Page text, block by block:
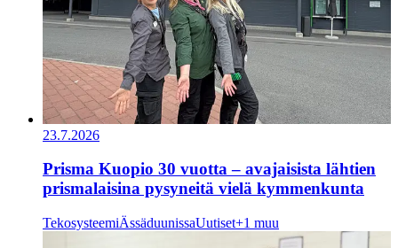
23.7.2026
Prisma Kuopio 30 vuotta – avajaisista lähtien
prismalaisina pysyneitä vielä kymmenkunta
TekosysteemiÄssäduunissaUutiset+1 muu